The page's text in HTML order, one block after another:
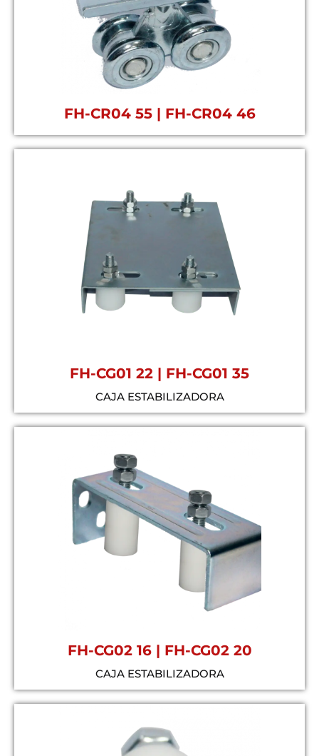
FH-CR04 55 | FH-CR04 46
FH-CG01 22 | FH-CG01 35
CAJA ESTABILIZADORA
FH-CG02 16 | FH-CG02 20
CAJA ESTABILIZADORA